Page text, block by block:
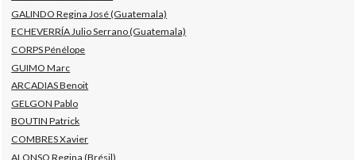
GALINDO Regina José (Guatemala)
ECHEVERRÍA Julio Serrano (Guatemala)
CORPS Pénélope
GUIMO Marc
ARCADIAS Benoit
GELGON Pablo
BOUTIN Patrick
COMBRES Xavier
ALONSO Regina (Brésil)